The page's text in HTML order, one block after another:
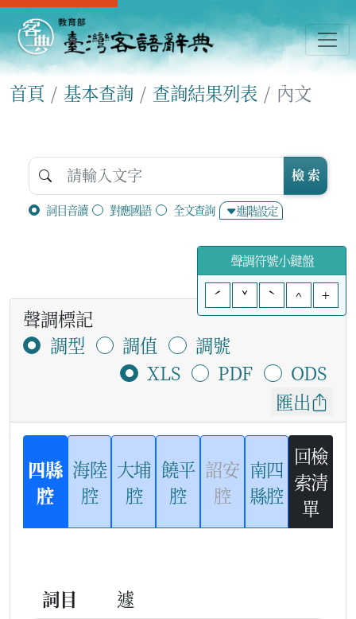
首頁 基本查詢 查詢結果列表 內文
詞目音讀 對應國語 全文查詢 進階設定
檢 索
聲調符號小鍵盤
ˊ
ˇ ˋ ^ +
聲調標記
調型
調值
調號
XLS
PDF
ODS
匯出
四縣
腔
海陸
腔
大埔
腔
饒平
腔
詔安
腔
南四
縣腔
回檢
索清
單
詞目
遽